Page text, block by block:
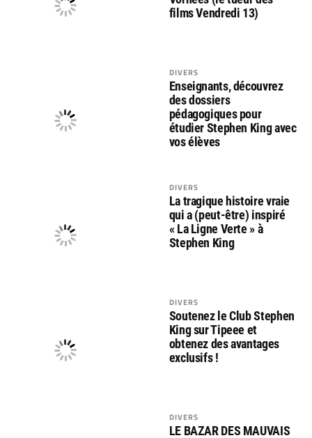
films Vendredi 13)
DIVERS
Enseignants, découvrez
des dossiers
pédagogiques pour
étudier Stephen King avec
vos élèves
DIVERS
La tragique histoire vraie
qui a (peut-être) inspiré
« La Ligne Verte » à
Stephen King
DIVERS
Soutenez le Club Stephen
King sur Tipeee et
obtenez des avantages
exclusifs !
DIVERS
LE BAZAR DES MAUVAIS